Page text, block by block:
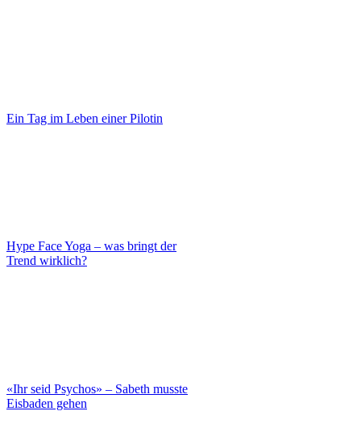
Ein Tag im Leben einer Pilotin
Hype Face Yoga – was bringt der
Trend wirklich?
«Ihr seid Psychos» – Sabeth musste
Eisbaden gehen